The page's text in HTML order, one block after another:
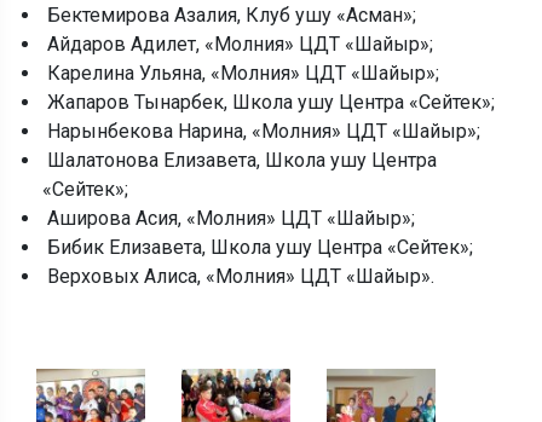
Бектемирова Азалия, Клуб ушу «Асман»;
Айдаров Адилет, «Молния» ЦДТ «Шайыр»;
Карелина Ульяна, «Молния» ЦДТ «Шайыр»;
Жапаров Тынарбек, Школа ушу Центра «Сейтек»;
Нарынбекова Нарина, «Молния» ЦДТ «Шайыр»;
Шалатонова Елизавета, Школа ушу Центра
«Сейтек»;
Аширова Асия, «Молния» ЦДТ «Шайыр»;
Бибик Елизавета, Школа ушу Центра «Сейтек»;
Верховых Алиса, «Молния» ЦДТ «Шайыр».